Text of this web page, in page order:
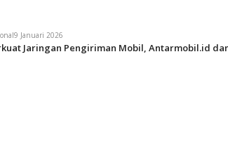
9 Januari 2026
Jaringan Pengiriman Mobil, Antarmobil.id